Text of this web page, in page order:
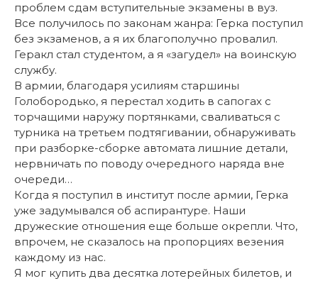
проблем сдам вступительные экзамены в вуз.
Все получилось по законам жанра: Герка поступил
без экзаменов, а я их благополучно провалил.
Геракл стал студентом, а я «загудел» на воинскую
службу.
В армии, благодаря усилиям старшины
Голобородько, я перестал ходить в сапогах с
торчащими наружу портянками, сваливаться с
турника на третьем подтягивании, обнаруживать
при разборке-сборке автомата лишние детали,
нервничать по поводу очередного наряда вне
очереди…
Когда я поступил в институт после армии, Герка
уже задумывался об аспирантуре. Наши
дружеские отношения еще больше окрепли. Что,
впрочем, не сказалось на пропорциях везения
каждому из нас.
Я мог купить два десятка лотерейных билетов, и